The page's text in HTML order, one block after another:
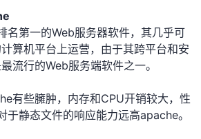
名第一的Web服务器软件，其几乎可
算机平台上运营，由于其跨平台和安
流行的Web服务端软件之一。
有些臃肿，内存和CPU开销较大，性
于静态文件的响应能力远高apache。